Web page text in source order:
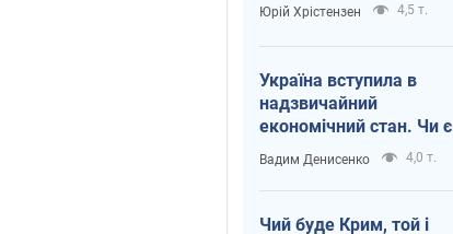
Юрій Хрістензен 4,5 т.
Україна вступила в
надзвичайний
економічний стан. Чи є
світло вкінці тунелю?
Вадим Денисенко 4,0 т.
Чий буде Крим, той і